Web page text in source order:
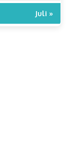
Juli »